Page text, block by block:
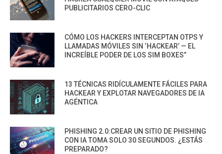
PUBLICITARIOS CERO-CLIC
CÓMO LOS HACKERS INTERCEPTAN OTPS Y
LLAMADAS MÓVILES SIN ‘HACKEAR’ — EL
INCREÍBLE PODER DE LOS SIM BOXES”
13 TÉCNICAS RIDÍCULAMENTE FÁCILES PARA
HACKEAR Y EXPLOTAR NAVEGADORES DE IA
AGÉNTICA
PHISHING 2.0:CREAR UN SITIO DE PHISHING
CON IA TOMA SOLO 30 SEGUNDOS. ¿ESTÁS
PREPARADO?